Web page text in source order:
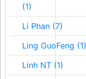
(1)
Li Phan (7)
Ling GuoFeng (1)
Linh NT (1)